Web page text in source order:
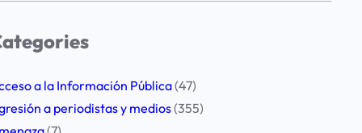
a la Información Pública(47)
a periodistas y medios(355)